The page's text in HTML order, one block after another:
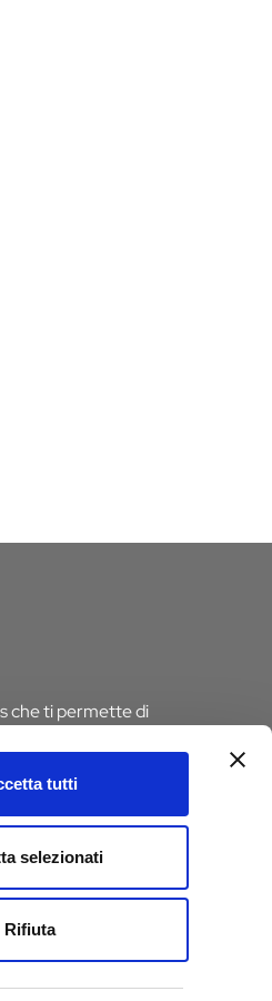
tutti
selezionati
Rifiuta
che ti permette di